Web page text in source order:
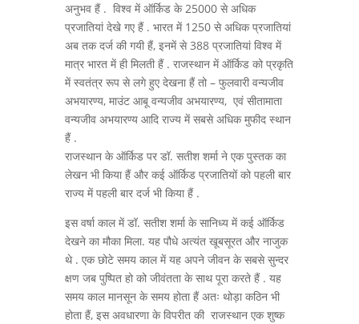
अनुभव हैं . विश्व में ऑर्किड के 25000 से अधिक
प्रजातियां देखे गए हैं . भारत में 1250 से अधिक प्रजातियां
अब तक दर्ज की गयी हैं, इनमें से 388 प्रजातियां विश्व में
मात्र भारत में ही मिलती हैं . राजस्थान में ऑर्किड को प्रकृति
में स्वतंत्र रूप से लगे हुए देखना हैं तो – फुलवारी वन्यजीव
अभयारण्य, माउंट आबू वन्यजीव अभयारण्य, एवं सीतामाता
वन्यजीव अभयारण्य आदि राज्य में सबसे अधिक मुफीद स्थान
हैं .
राजस्थान के ऑर्किड पर डॉ. सतीश शर्मा ने एक पुस्तक का
लेखन भी किया हैं और कई ऑर्किड प्रजातियों को पहली बार
राज्य में पहली बार दर्ज भी किया हैं .
इस वर्षा काल में डॉ. सतीश शर्मा के सानिध्य में कई ऑर्किड
देखने का मौका मिला. यह पौधे अत्यंत खूबसूरत और नाजुक
थे . एक छोटे समय काल में यह अपने जीवन के सबसे सुन्दर
क्षण जब पुष्पित हो को जीवंतता के साथ पूरा करते हैं . यह
समय काल मानसून के समय होता हैं अतः थोड़ा कठिन भी
होता हैं, इस अवधारणा के विपरीत की राजस्थान एक शुष्क